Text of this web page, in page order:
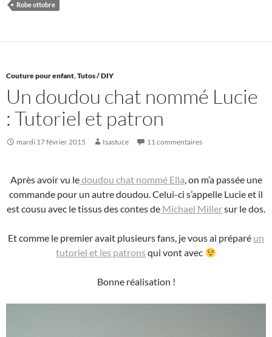
Robe ottobre
Couture pour enfant,Tutos / DIY
Un doudou chat nommé Lucie
: Tutoriel et patron
mardi 17 février 2015 Isastuce 11 commentaires
Après avoir vu ledoudou chat nommé Ella, on m’a passée une
commande pour un autre doudou. Celui-ci s’appelle Lucie et il
est cousu avec le tissus des contes de Michael Millersur le dos.
Et comme le premier avait plusieurs fans, je vous ai préparé un
tutoriel et les patrons qui vont avec
Bonne réalisation !